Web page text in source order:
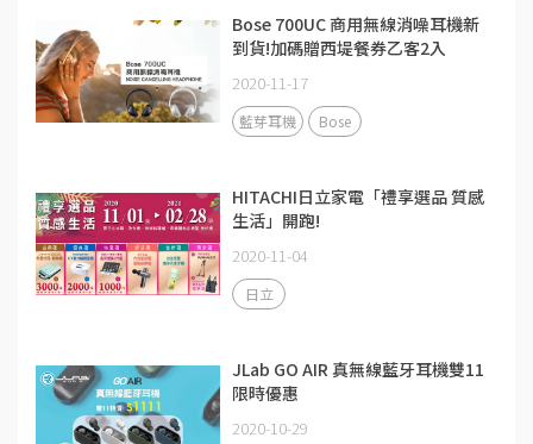
Bose 700UC 商用無線消噪耳機新
到貨!加碼贈西堤餐券乙客2入
2020-11-17
藍芽耳機 Bose
HITACHI日立家電「禮享選品 質感
生活」開跑!
2020-11-04
日立
JLab GO AIR 真無線藍牙耳機雙11
限時優惠
2020-10-29